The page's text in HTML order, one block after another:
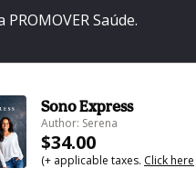
Saúde.
Sono Express
Author: Serena
$34.00
(+ applicable taxes. Click here